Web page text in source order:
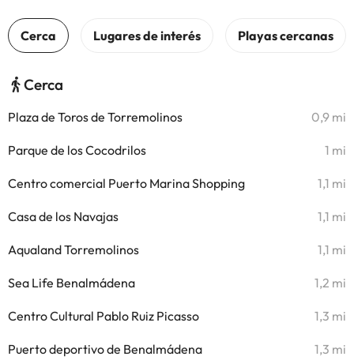
Cerca
Plaza de Toros de Torremolinos 0,9 mi
Parque de los Cocodrilos 1 mi
Centro comercial Puerto Marina Shopping 1,1 mi
Casa de los Navajas 1,1 mi
Aqualand Torremolinos 1,1 mi
Sea Life Benalmádena 1,2 mi
Centro Cultural Pablo Ruiz Picasso 1,3 mi
Puerto deportivo de Benalmádena 1,3 mi